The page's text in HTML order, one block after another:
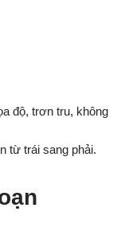
độ, trơn tru, không
từ trái sang phải.